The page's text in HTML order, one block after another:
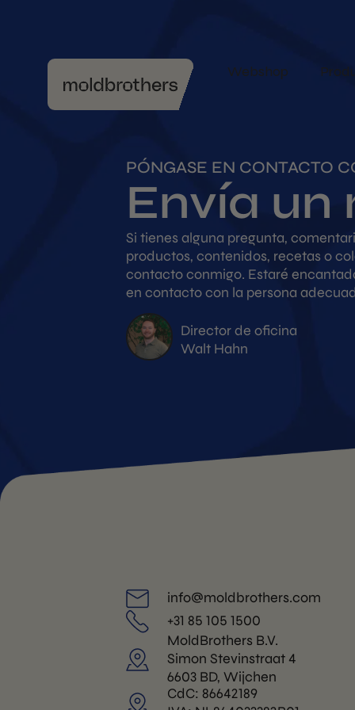
Webshop
PÓNGASE EN CONTACTO
Envía un
Si tienes alguna pregunta,
productos, contenidos, recetas o
contacto conmigo. Estaré
en contacto con la persona
Director de oficina
Walt Hahn
info@moldbrothers.com
+31 85 105 1500
MoldBrothers B.V.
Simon Stevinstraat 4
6603 BD, Wijchen
CdC: 86642189